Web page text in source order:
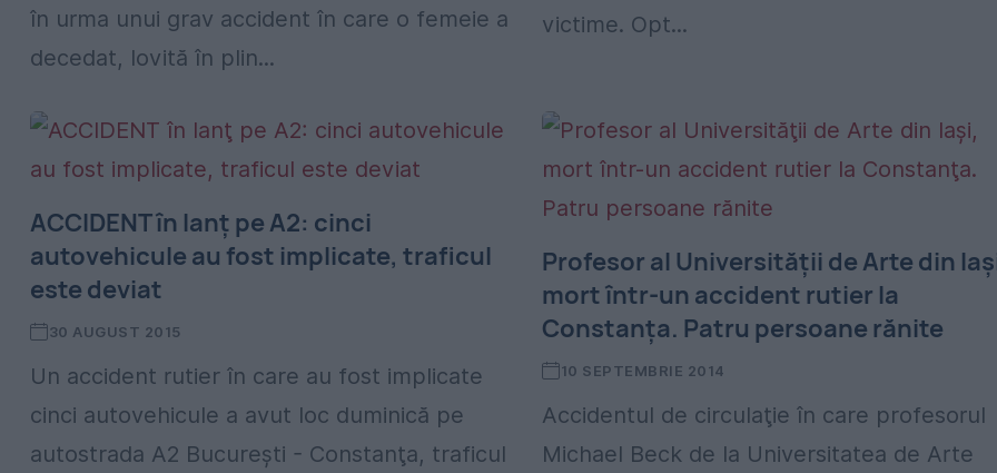
în urma unui grav accident în care o femeie a
decedat, lovită în plin...
victime. Opt...
ACCIDENT în lanţ pe A2: cinci
autovehicule au fost implicate, traficul
este deviat
30 AUGUST 2015
Un accident rutier în care au fost implicate
cinci autovehicule a avut loc duminică pe
autostrada A2 Bucureşti - Constanţa, traficul
Profesor al Universităţii de Arte din
mort într-un accident rutier la
Constanţa. Patru persoane rănite
10 SEPTEMBRIE 2014
Accidentul de circulaţie în care profesorul
Michael Beck de la Universitatea de Arte